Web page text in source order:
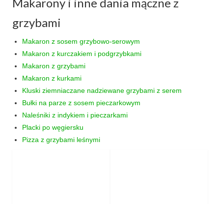
Makarony i inne dania mączne z
grzybami
Makaron z sosem grzybowo-serowym
Makaron z kurczakiem i podgrzybkami
Makaron z grzybami
Makaron z kurkami
Kluski ziemniaczane nadziewane grzybami z serem
Bułki na parze z sosem pieczarkowym
Naleśniki z indykiem i pieczarkami
Placki po węgiersku
Pizza z grzybami leśnymi